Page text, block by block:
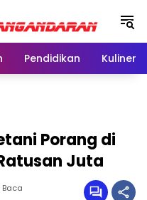
Pendidikan Kuliner
Porang di
Juta
Baca